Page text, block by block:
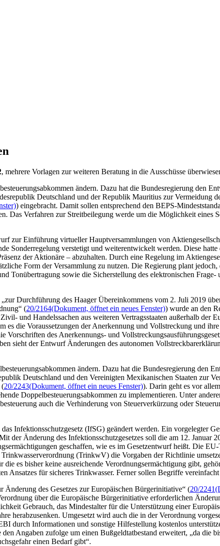
, mehrere Vorlagen zur weiteren Beratung in die Ausschüsse
ändern. Dazu hat die Bundesregierung den
Deutschland und der Republik Mauritius zur Vermeidung
) eingebracht. Damit sollen entsprechend den BEPS-
Das Verfahren zur Streitbeilegung werde um die Möglichkeit eines
zur Einführung virtueller Hauptversammlungen von
Sonderregelung verstetigt und weiterentwickelt werden. Diese
der Aktionäre – abzuhalten. Durch eine Regelung im
Form der Versammlung zu nutzen. Die Regierung plant
Tonübertragung sowie die Sicherstellung des elektronischen
Durchführung des Haager Übereinkommens vom 2. Juli 2019
(20/2164(Dokument, öffnet ein neues Fenster)) wurde an den
und Handelssachen aus weiteren Vertragsstaaten außerhalb der
es die Voraussetzungen der Anerkennung und Vollstreckung und
des Anerkennungs- und
sieht der Entwurf Änderungen des autonomen
ändern. Dazu hat die Bundesregierung den
Deutschland und den Vereinigten Mexikanischen Staaten zur
(20/2243(Dokument, öffnet ein neues Fenster)). Darin geht es vor
Doppelbesteuerungsabkommen zu implementieren. Unter
auch die Verhinderung von Steuerverkürzung oder
Infektionsschutzgesetz (IfSG) geändert werden. Ein vorgelegter
der Änderung des Infektionsschutzgesetzes soll die am 12.
geschaffen, wie es im Gesetzentwurf heißt. Die
(TrinkwV) die Vorgaben der Richtlinie
es bisher keine ausreichende Verordnungsermächtigung gibt,
Ansatzes für sicheres Trinkwasser. Ferner sollen Begriffe
Änderung des Gesetzes zur Europäischen Bürgerinitiative“ (20/2241
über die Europäische Bürgerinitiative erforderlichen
Gebrauch, das Mindestalter für die Unterstützung einer
herabzusenken. Umgesetzt wird auch die in der Verordnung
durch Informationen und sonstige Hilfestellung kostenlos
Angaben zufolge um einen Bußgeldtatbestand erweitert, „da die
einen Bedarf gibt“.